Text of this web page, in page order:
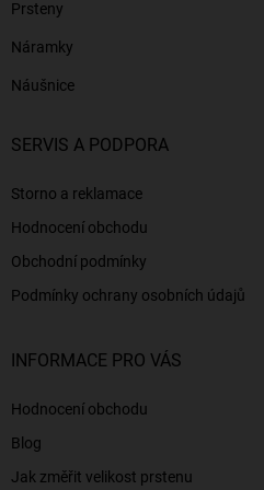
Prsteny
Náramky
Náušnice
SERVIS A PODPORA
Storno a reklamace
Hodnocení obchodu
Obchodní podmínky
Podmínky ochrany osobních údajů
INFORMACE PRO VÁS
Hodnocení obchodu
Blog
Jak změřit velikost prstenu